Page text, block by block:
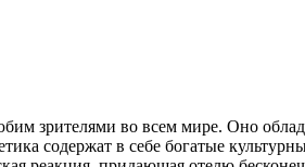
зрителями во всем мире. Оно
содержат в себе богатые